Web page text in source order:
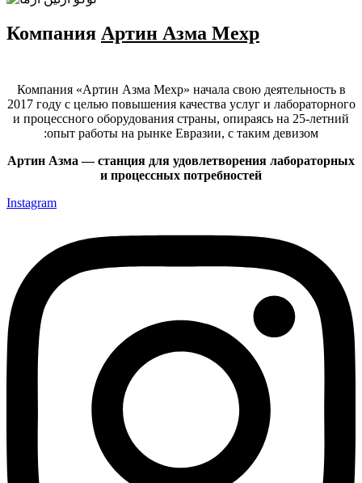
Компания Артин Азма Мехр
Компания «Артин Азма Мехр» начала свою деятельность в
2017 году с целью повышения качества услуг и лабораторного
и процессного оборудования страны, опираясь на 25-летний
опыт работы на рынке Евразии, с таким девизом:
Артин Азма — станция для удовлетворения лабораторных
и процессных потребностей
Instagram